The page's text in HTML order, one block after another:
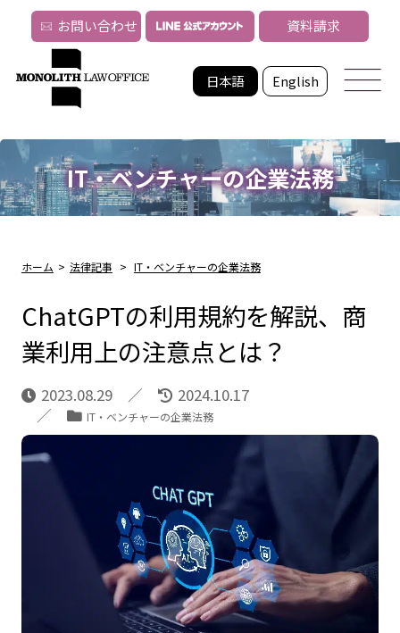
日本語 English
お問い合わせ 資料請求
IT・ベンチャーの企業法務
ホーム > 法律記事 > IT・ベンチャーの企業法務
ChatGPTの利用規約を解説、商
業利用上の注意点とは？
2023.08.29 2024.10.17
IT・ベンチャーの企業法務